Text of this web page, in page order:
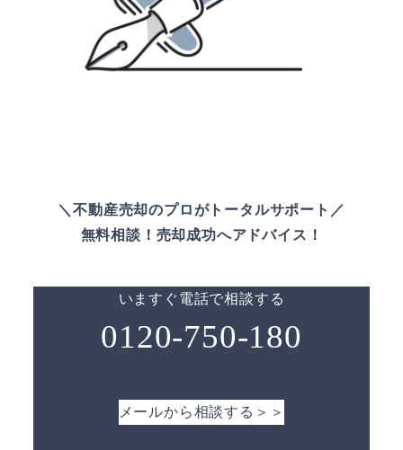
＼不動産売却のプロがトータルサポート／
無料相談！売却成功へアドバイス！
いますぐ電話で相談する
0120-750-180
メールから相談する＞＞